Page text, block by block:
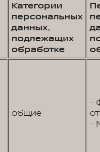
Категории
персональных
данных,
подлежащих
обработке
общие
-
-